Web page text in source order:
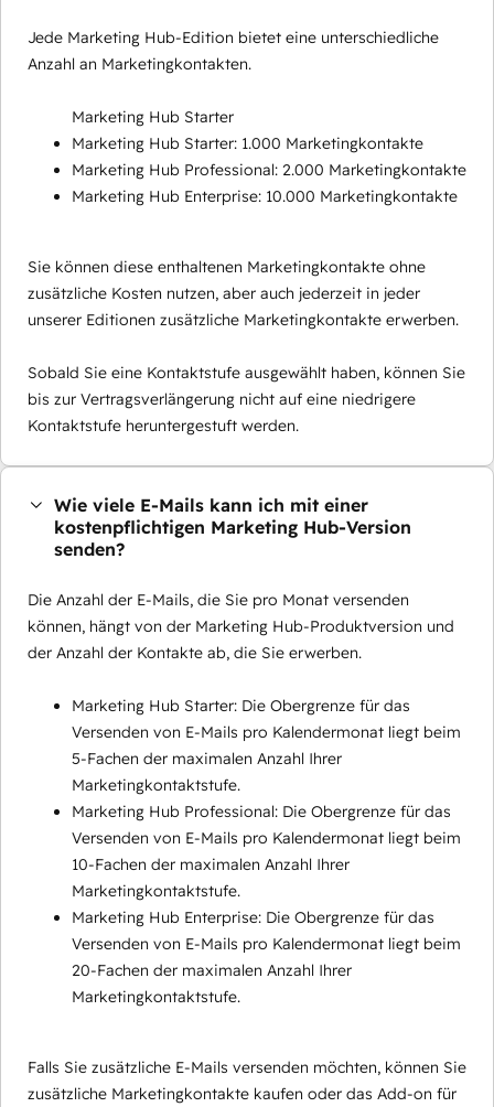
Jede Marketing Hub-Edition bietet eine unterschiedliche
Anzahl an Marketingkontakten.
Marketing Hub Starter
Marketing Hub Starter: 1.000 Marketingkontakte
Marketing Hub Professional: 2.000 Marketingkontakte
Marketing Hub Enterprise: 10.000 Marketingkontakte
Sie können diese enthaltenen Marketingkontakte ohne
zusätzliche Kosten nutzen, aber auch jederzeit in jeder
unserer Editionen zusätzliche Marketingkontakte erwerben.
Sobald Sie eine Kontaktstufe ausgewählt haben, können Sie
bis zur Vertragsverlängerung nicht auf eine niedrigere
Kontaktstufe heruntergestuft werden.
Wie viele E-Mails kann ich mit einer
kostenpflichtigen Marketing Hub-Version
senden?
Die Anzahl der E-Mails, die Sie pro Monat versenden
können, hängt von der Marketing Hub-Produktversion und
der Anzahl der Kontakte ab, die Sie erwerben.
Marketing Hub Starter: Die Obergrenze für das
Versenden von E-Mails pro Kalendermonat liegt beim
5-Fachen der maximalen Anzahl Ihrer
Marketingkontaktstufe.
Marketing Hub Professional: Die Obergrenze für das
Versenden von E-Mails pro Kalendermonat liegt beim
10-Fachen der maximalen Anzahl Ihrer
Marketingkontaktstufe.
Marketing Hub Enterprise: Die Obergrenze für das
Versenden von E-Mails pro Kalendermonat liegt beim
20-Fachen der maximalen Anzahl Ihrer
Marketingkontaktstufe.
Falls Sie zusätzliche E-Mails versenden möchten, können Sie
zusätzliche Marketingkontakte kaufen oder das Add-on für